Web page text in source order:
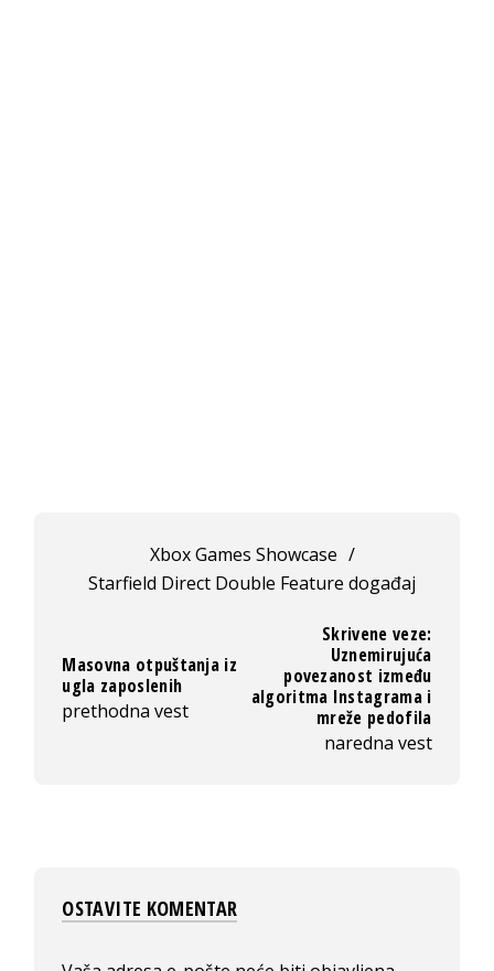
Xbox Games Showcase /
Starfield Direct Double Feature događaj
Masovna otpuštanja iz
ugla zaposlenih
prethodna vest
Skrivene veze:
Uznemirujuća
povezanost između
algoritma Instagrama i
mreže pedofila
naredna vest
OSTAVITE KOMENTAR